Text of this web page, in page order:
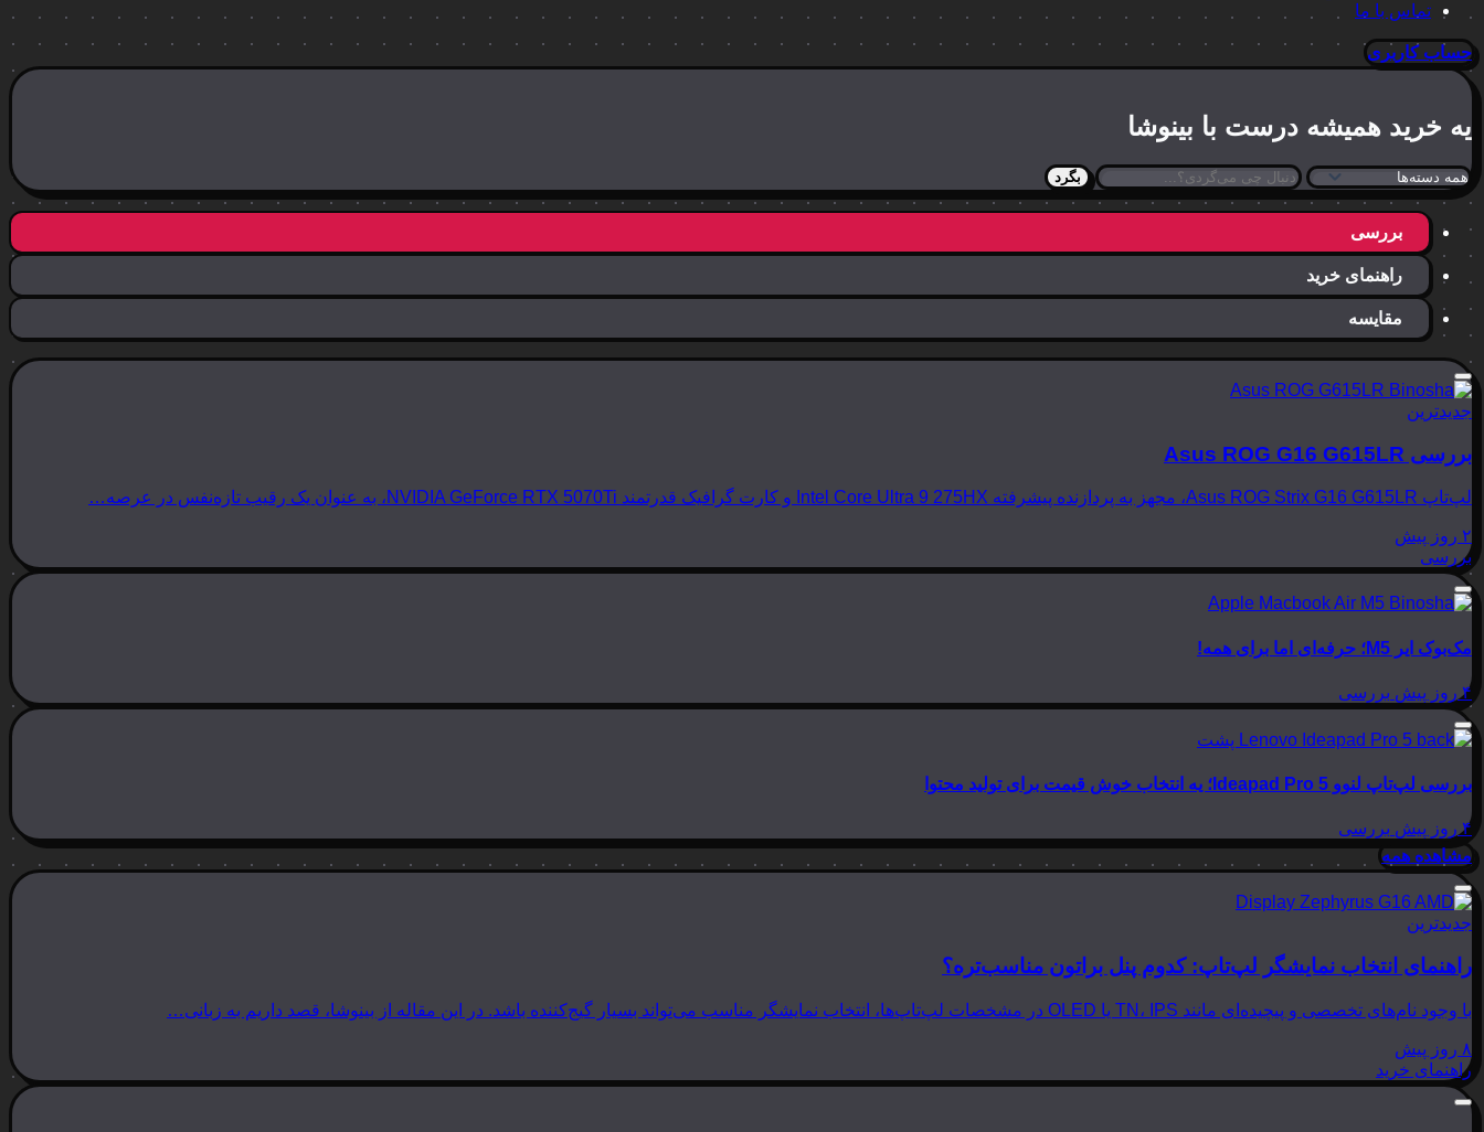
تماس با ما
حساب کاربری
یه خرید همیشه درست با بینوشا
بگرد
بررسی
راهنمای خرید
مقایسه
جدیدترین
بررسی Asus ROG G16 G615LR
لپ‌تاپ Asus ROG Strix G16 G615LR، مجهز به پردازنده پیشرفته Intel Core Ultra 9 275HX و کارت گرافیک قدرتمند NVIDIA GeForce RTX 5070Ti، به عنوان یک رقیب تازه‌نفس در عرصه…
۲ روز پیش
بررسی
مک‌بوک ایر M5؛ حرفه‌ای اما برای همه!
۴ روز پیش بررسی
بررسی لپ‌تاپ لنوو Ideapad Pro 5؛ یه انتخاب خوش قیمت برای تولید محتوا
۴ روز پیش
بررسی
مشاهده همه
جدیدترین
راهنمای انتخاب نمایشگر لپ‌تاپ: کدوم پنل براتون مناسب‌تره؟
با وجود نام‌های تخصصی و پیچیده‌ای مانند TN، IPS یا OLED در مشخصات لپ‌تاپ‌ها، انتخاب نمایشگر مناسب می‌تواند بسیار گیج‌کننده باشد. در این مقاله از بینوشا، قصد داریم به زبانی…
۸ روز پیش
راهنمای خرید